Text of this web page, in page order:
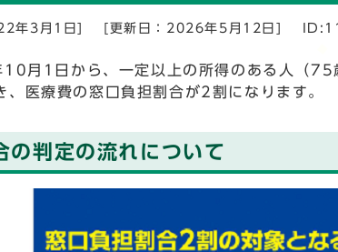
年3月1日] [更新日：2026年5月12日]
月1日から、一定以上の所得のある人（75
、医療費の窓口負担割合が2割になります。
の判定の流れについて